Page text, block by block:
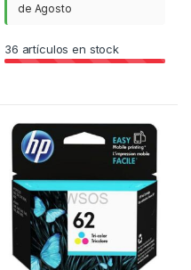
de Agosto
36 artículos en stock